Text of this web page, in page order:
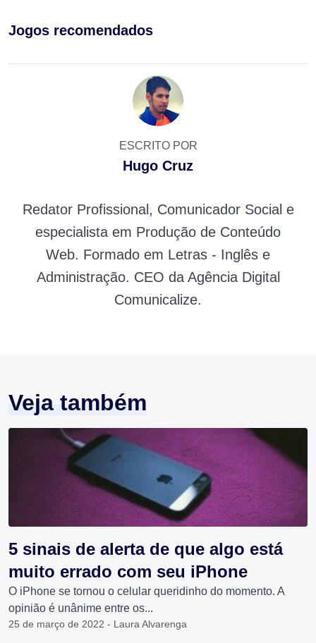
Jogos recomendados
ESCRITO POR
Hugo Cruz
Redator Profissional, Comunicador Social e
especialista em Produção de Conteúdo
Web. Formado em Letras - Inglês e
Administração. CEO da Agência Digital
Comunicalize.
Veja também
5 sinais de alerta de que algo está
muito errado com seu iPhone
O iPhone se tornou o celular queridinho do momento. A
opinião é unânime entre os...
25 de março de 2022 - Laura Alvarenga